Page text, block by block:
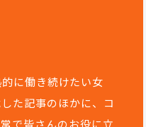
に働き続けたい女
た記事のほかに、コ
で皆さんのお役に立